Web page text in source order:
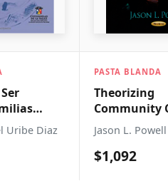
Care
PASTA DURA
100 Little
Projects
Sarah Keen
$400